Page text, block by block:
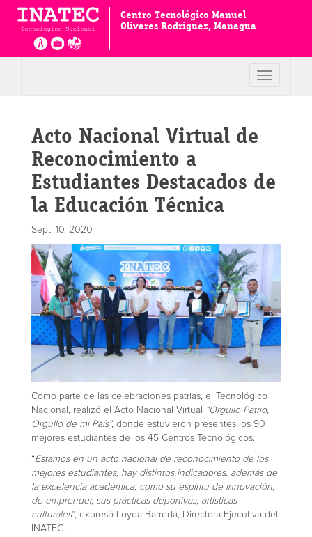
Centro Tecnológico Manuel
Olivares Rodríguez, Managua
Toggle
Acto Nacional Virtual de
Reconocimiento a
Estudiantes Destacados de
la Educación Técnica
Sept. 10, 2020
Como parte de las celebraciones patrias, el Tecnológico
Nacional, realizó el Acto Nacional Virtual
“Orgullo Patrio,
Orgullo de mi País”, donde estuvieron presentes los 90
mejores estudiantes de los 45 Centros Tecnológicos.
“Estamos en un acto nacional de reconocimiento de los
mejores estudiantes, hay distintos indicadores, además de
la excelencia académica, como su espíritu de innovación,
de emprender, sus prácticas deportivas, artísticas
culturales”, expresó Loyda Barreda, Directora Ejecutiva del
INATEC.